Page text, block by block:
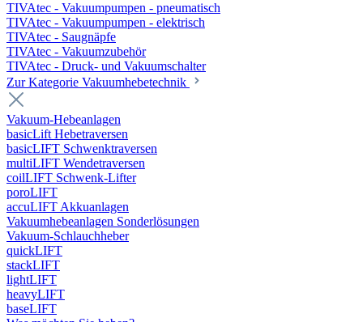
TIVAtec - Vakuumpumpen - pneumatisch
TIVAtec - Vakuumpumpen - elektrisch
TIVAtec - Saugnäpfe
TIVAtec - Vakuumzubehör
TIVAtec - Druck- und Vakuumschalter
Zur Kategorie Vakuumhebetechnik
Vakuum-Hebeanlagen
basicLift Hebetraversen
basicLIFT Schwenktraversen
multiLIFT Wendetraversen
coilLIFT Schwenk-Lifter
poroLIFT
accuLIFT Akkuanlagen
Vakuumhebeanlagen Sonderlösungen
Vakuum-Schlauchheber
quickLIFT
stackLIFT
lightLIFT
heavyLIFT
baseLIFT